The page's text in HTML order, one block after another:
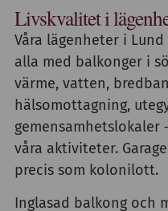
Livskvalitet i
Våra lägenheter i
alla med balkonger i
värme, vatten,
hälsomottagning,
våra aktiviteter.
precis som kolonilott.
Inglasad balkong och